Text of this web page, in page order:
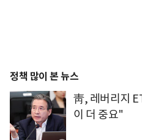
정책 많이 본 뉴스
靑, 레버리지
이 더 중요"